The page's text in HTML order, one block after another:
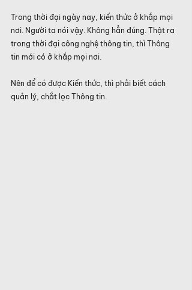
Trong thời đại ngày nay, kiến thức ở khắp mọi
nơi. Người ta nói vậy. Không hẳn đúng. Thật ra
trong thời đại công nghệ thông tin, thì Thông
tin mới có ở khắp mọi nơi.
Nên để có được Kiến thức, thì phải biết cách
quản lý, chắt lọc Thông tin.